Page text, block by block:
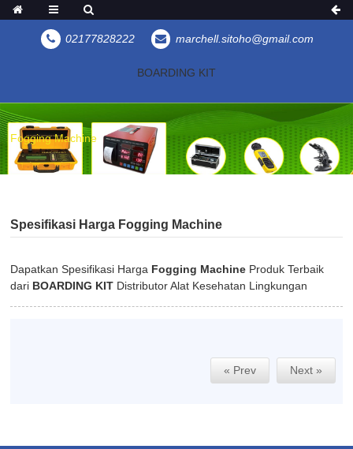
02177828222 marchell.sitoho@gmail.com
BOARDING KIT
Fogging Machine
Spesifikasi Harga Fogging Machine
Dapatkan Spesifikasi Harga Fogging Machine Produk Terbaik
dari BOARDING KIT Distributor Alat Kesehatan Lingkungan
« Prev Next »